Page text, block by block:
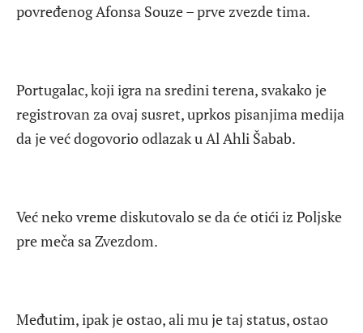
povređenog Afonsa Souze – prve zvezde tima.
Portugalac, koji igra na sredini terena, svakako je
registrovan za ovaj susret, uprkos pisanjima medija
da je već dogovorio odlazak u Al Ahli Šabab.
Već neko vreme diskutovalo se da će otići iz Poljske
pre meča sa Zvezdom.
Međutim, ipak je ostao, ali mu je taj status, ostao